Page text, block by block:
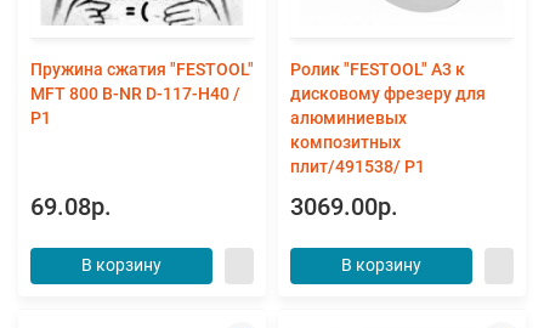
Пружина сжатия "FESTOOL"
MFT 800 B-NR D-117-H40 /
Р1
69.08р.
В корзину
Ролик "FESTOOL" А3 к
дисковому фрезеру для
алюминиевых
композитных
плит/491538/ Р1
3069.00р.
В корзину